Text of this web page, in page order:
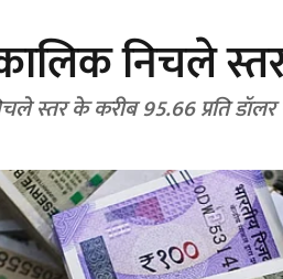
निचले
स्तर के करीब 95.66 प्रति